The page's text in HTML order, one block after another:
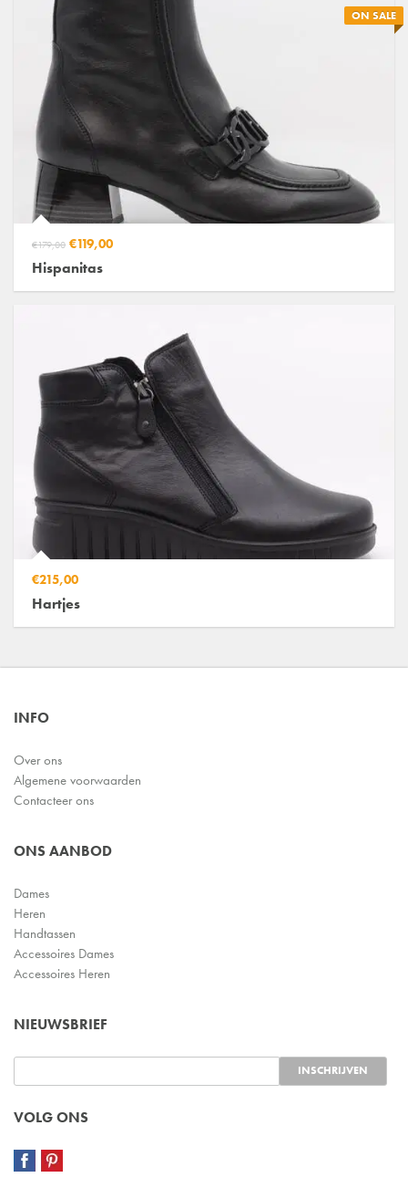
ON SALE
€179,00 €119,00
Hispanitas
€215,00
Hartjes
INFO
Over ons
Algemene voorwaarden
Contacteer ons
ONS AANBOD
Dames
Heren
Handtassen
Accessoires Dames
Accessoires Heren
NIEUWSBRIEF
VOLG ONS